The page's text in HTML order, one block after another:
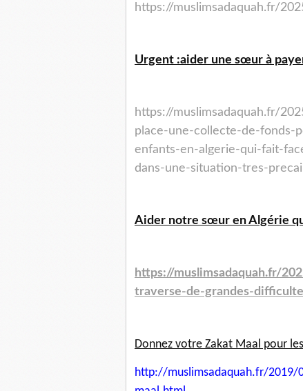
https://muslimsadaquah.fr/
Urgent :aider une sœur à
https://muslimsadaquah.fr/
place-une-collecte-de-fonds-
enfants-en-algerie-qui-fait-
dans-une-situation-tres-
Aider notre sœur en Algérie
https://muslimsadaquah.fr/
traverse-de-grandes-
Donnez votre Zakat Maal pour
http://muslimsadaquah.fr/2019/